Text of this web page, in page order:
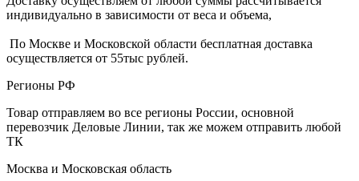
индивидуально в зависимости от веса и объема,
По Москве и Московской области бесплатная доставка
осуществляется от 55тыс рублей.
Регионы РФ
Товар отправляем во все регионы России, основной
перевозчик Деловые Линии, так же можем отправить любой
ТК
Москва и Московская область